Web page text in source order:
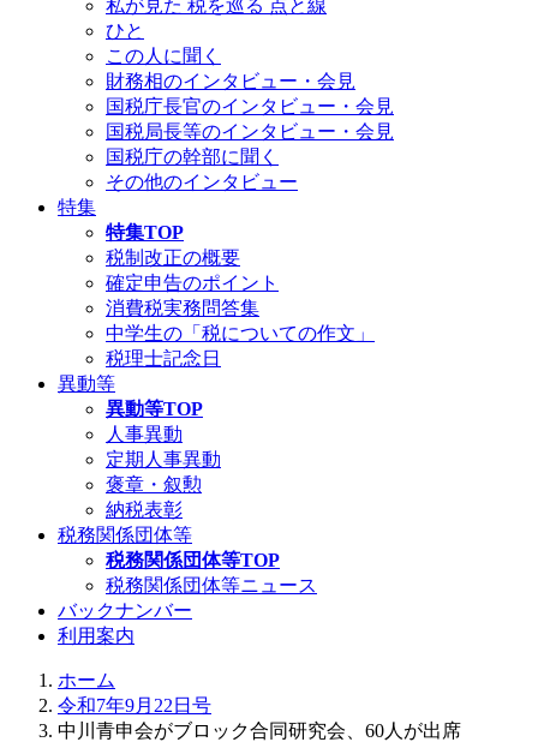
私が見た 税を巡る 点と線
ひと
この人に聞く
財務相のインタビュー・会見
国税庁長官のインタビュー・会見
国税局長等のインタビュー・会見
国税庁の幹部に聞く
その他のインタビュー
特集
特集TOP
税制改正の概要
確定申告のポイント
消費税実務問答集
中学生の「税についての作文」
税理士記念日
異動等
異動等TOP
人事異動
定期人事異動
褒章・叙勲
納税表彰
税務関係団体等
税務関係団体等TOP
税務関係団体等ニュース
バックナンバー
利用案内
ホーム
令和7年9月22日号
中川青申会がブロック合同研究会、60人が出席